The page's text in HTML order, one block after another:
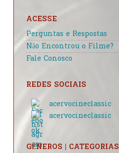
ACESSE
Perguntas e Respostas
Não Encontrou o Filme?
Fale Conosco
REDES SOCIAIS
acervocineclassic
acervocineclassic
GÊNEROS | CATEGORIAS